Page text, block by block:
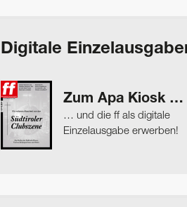
Digitale
Zum Apa Kiosk …
… und die ff als digitale
Einzelausgabe erwerben!